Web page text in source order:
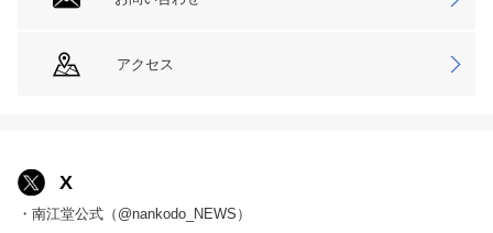
アクセス
X
・南江堂公式（@nankodo_NEWS）